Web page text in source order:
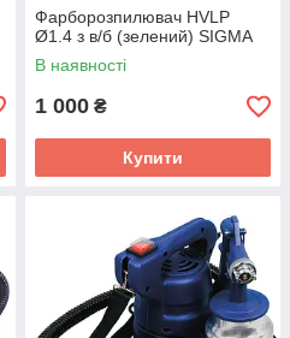
Фарборозпилювач HVLP
Ø1.4 з в/б (зелений) SIGMA
В наявності
1 000 ₴
Купити